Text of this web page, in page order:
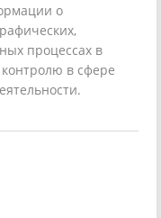
о
процессах в
в сфере